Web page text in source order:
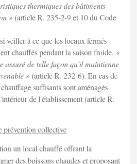
thermiques des bâtiments
»(article R. 235-2-9 et 10 du Code
veiller à ce que les locaux fermés
chauffés pendant la saison froide. «
assuré de telle façon qu'il maintienne
»(article R. 232-6). En cas de
suffisants sont aménagés
de l'établissement (article R.
prévention collective
un local chauffé offrant la
des boissons chaudes et proposant